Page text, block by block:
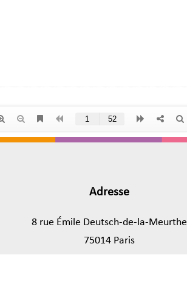
Adresse
8 rue Émile Deutsch-de-la-Meurthe
75014 Paris